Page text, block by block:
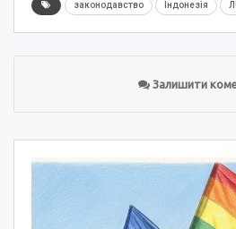
законодавство Індонезія
Залишити